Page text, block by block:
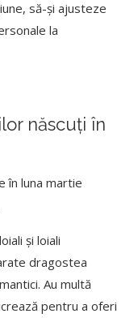
să-și ajusteze
la
născuți în
în luna martie
și loiali
dragostea
Au multă
pentru a oferi